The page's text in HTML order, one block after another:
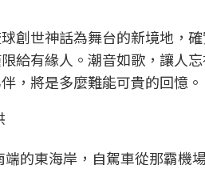
創世神話為舞台的新境地，
給有緣人。潮音如歌，讓人
，將是多麼難能可貴的回憶。
的東海岸，自駕車從那霸機